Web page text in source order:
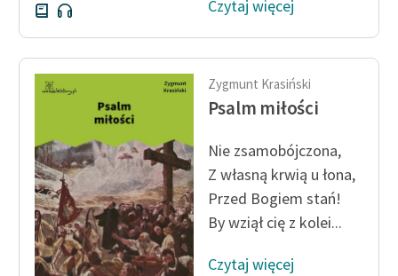
Czytaj więcej
Zygmunt Krasiński
Psalm miłości
Nie zsamobójczona,
Z własną krwią u łona,
Przed Bogiem stań!
By wziął cię z kolei...
Czytaj więcej